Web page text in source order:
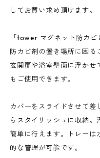
してお買い求め頂けます。
「tower マグネット防カ
防カビ剤の置き場所に困る
玄関扉や浴室壁面に浮かせ
もご使用できます。
カバーをスライドさせて
らスタイリッシュに収納。
簡単に行えます。トレーは
的な管理が可能です。